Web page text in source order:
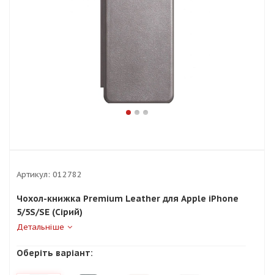
Артикул: 012782
Чохол-книжка Premium Leather для Apple iPhone
5/5S/SE (Сірий)
Детальніше
Оберіть варіант: